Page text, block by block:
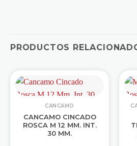
PRODUCTOS
CANCAMO
CANCAMO CINCADO
ROSCA M 12 MM. INT.
30 MM.